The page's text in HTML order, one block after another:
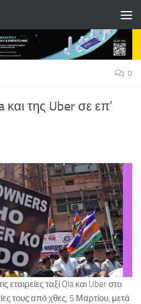
0
και της Uber σε επ’
εταιρείες ταξί Ola και Uber στο
τους από χθες, 5 Μαρτίου, μετά